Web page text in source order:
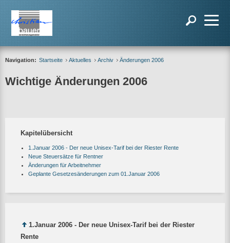
Navigation: Startseite Aktuelles Archiv Änderungen 2006
Wichtige Änderungen 2006
Kapitelübersicht
1.Januar 2006 - Der neue Unisex-Tarif bei der Riester Rente
Neue Steuersätze für Rentner
Änderungen für Arbeitnehmer
Geplante Gesetzesänderungen zum 01.Januar 2006
1.Januar 2006 - Der neue Unisex-Tarif bei der Riester
Rente